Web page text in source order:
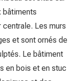
bâtiments
centrale. Les murs
et sont ornés de
Le bâtiment
en bois et en stuc